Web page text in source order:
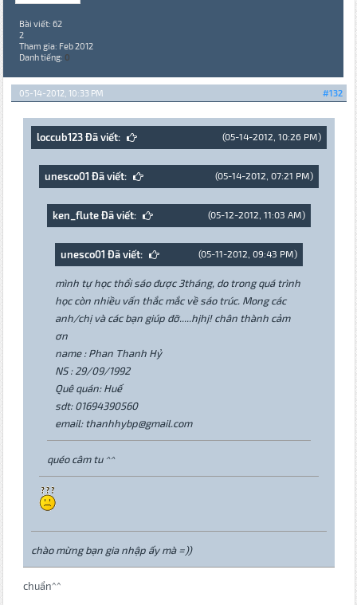
Bài viết: 62
2
Tham gia: Feb 2012
Danh tiếng: 0
#132
05-14-2012, 10:33 PM
(05-14-2012, 10:26 PM)
loccub123 Đã viết:
(05-14-2012, 07:21 PM)
unesco01 Đã viết:
(05-12-2012, 11:03 AM)
ken_flute Đã viết:
(05-11-2012, 09:43 PM)
unesco01 Đã viết:
mình tự học thổi sáo được 3tháng, do trong quá trình
học còn nhiều vấn thắc mắc về sáo trúc. Mong các
anh/chị và các bạn giúp đỡ.....hjhj! chân thành cảm
ơn
name : Phan Thanh Hỷ
NS : 29/09/1992
Quê quán: Huế
sdt: 01694390560
email: thanhhybp@gmail.com
quéo câm tu ^^
chào mừng bạn gia nhập ấy mà =))
chuẩn^^